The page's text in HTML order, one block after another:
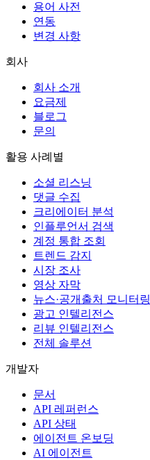
용어 사전
연동
변경 사항
회사
회사 소개
요금제
블로그
문의
활용 사례별
소셜 리스닝
댓글 수집
크리에이터 분석
인플루언서 검색
계정 통합 조회
트렌드 감지
시장 조사
영상 자막
뉴스·공개출처 모니터링
광고 인텔리전스
리뷰 인텔리전스
전체 솔루션
개발자
문서
API 레퍼런스
API 상태
에이전트 온보딩
AI 에이전트